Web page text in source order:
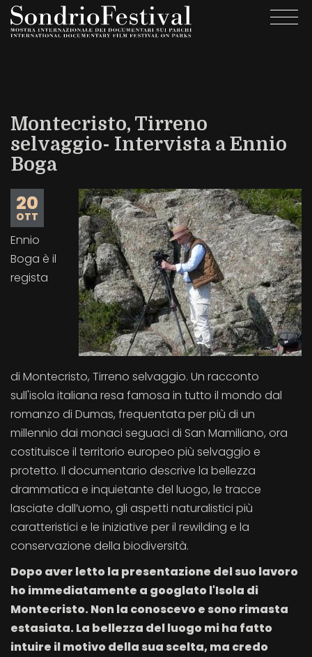
Salta
Montecristo, Tirreno
selvaggio- Intervista a Ennio
Boga
20
OTT
Ennio
Boga è il
regista
di Montecristo, Tirreno selvaggio. Un racconto
sull'isola italiana resa famosa in tutto il mondo dal
romanzo di Dumas, frequentata per più di un
millennio dai monaci seguaci di San Mamiliano, ora
costituisce il territorio europeo più selvaggio e
protetto. Il documentario descrive la bellezza
drammatica e inquietante del luogo, le tracce
lasciate dall’uomo, gli aspetti naturalistici più
caratteristici e le iniziative per il rewilding e la
conservazione della biodiversità.
Dopo aver letto la presentazione del suo lavoro
ho immediatamente a googlato l'Isola di
Montecristo. Non la conoscevo e sono rimasta
estasiata. La bellezza del luogo mi ha fatto
intuire il motivo della sua scelta, ma credo